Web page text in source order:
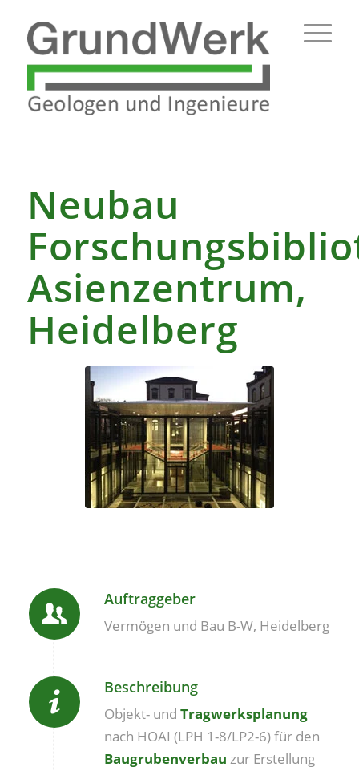
Neubau
Asienzentrum,
Heidelberg
Auftraggeber
Vermögen und Bau B-W, Heidelberg
Beschreibung
Objekt- und Tragwerksplanung
nach HOAI (LPH 1-8/LP2-6) für den
Baugrubenverbau zur Erstellung